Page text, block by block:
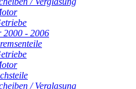
2000 - 2006
/ Verglasung